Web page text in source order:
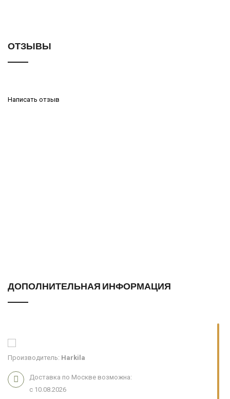
ОТЗЫВЫ
Написать отзыв
ДОПОЛНИТЕЛЬНАЯ ИНФОРМАЦИЯ
Производитель: Harkila
Доставка по Москве возможна:
с 10.08.2026